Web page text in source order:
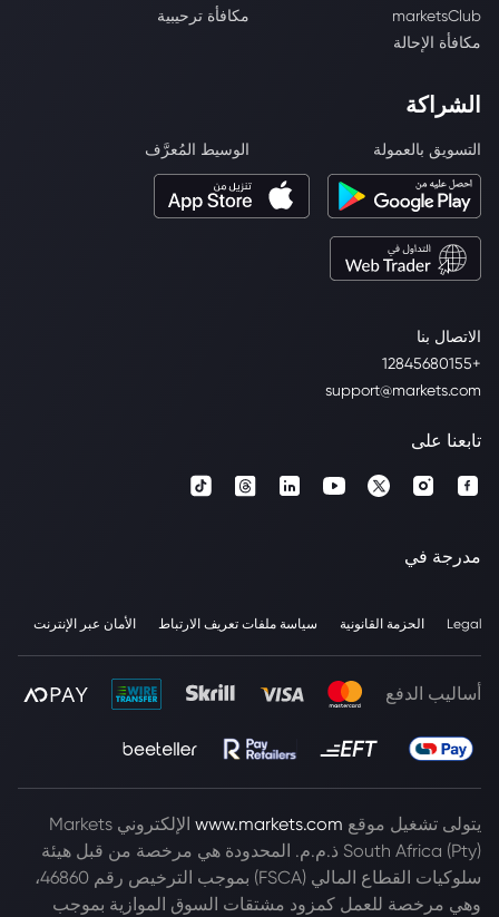
الاتصال بنا
+12845680155
support@markets.com
marketsClub
مكافأة ترحيبية
مكافأة الإحالة
الشراكة
التسويق بالعمولة الوسيط المُعرَّف
تابعنا على
مدرجة في
Legal الحزمة القانونية سياسة ملفات تعريف الارتباط الأمان عبر الإنترنت
أساليب الدفع
يتولى تشغيل موقع www.markets.com
الإلكتروني Markets
South Africa (Pty) ذ.م.م. المحدودة هي مرخصة من قبل هيئة
سلوكيات القطاع المالي (FSCA) بموجب الترخيص رقم 46860،
وهي مرخصة للعمل كمزود مشتقات السوق الموازية بموجب